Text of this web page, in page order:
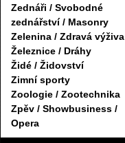
Zednáři / Svobodné
zednářství / Masonry
Zelenina / Zdravá výživa
Železnice / Dráhy
Židé / Židovství
Zimní sporty
Zoologie / Zootechnika
Zpěv / Showbusiness /
Opera